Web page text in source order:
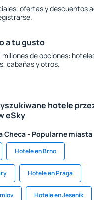
ofertas y descuentos
a tu gusto
millones de opciones:
cabañas y otros.
hotele
eSky
Checa - Popularne miasta
Hotele en Brno
Hotele en Praga
Hotele en Jeseník